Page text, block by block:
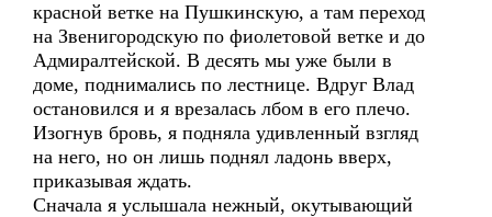
красной ветке на Пушкинскую, а там переход
на Звенигородскую по фиолетовой ветке и до
Адмиралтейской. В десять мы уже были в
доме, поднимались по лестнице. Вдруг Влад
остановился и я врезалась лбом в его плечо.
Изогнув бровь, я подняла удивленный взгляд
на него, но он лишь поднял ладонь вверх,
приказывая ждать.
Сначала я услышала нежный, окутывающий